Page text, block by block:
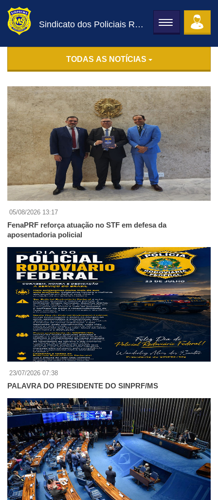
Sindicato dos Policiais Rodoviários Federais de MS
Toggle
navigation
TODAS AS NOTÍCIAS
05/08/2026 13:17
FenaPRF reforça atuação no STF em defesa da
aposentadoria policial
23/07/2026 07:38
PALAVRA DO PRESIDENTE DO SINPRF/MS